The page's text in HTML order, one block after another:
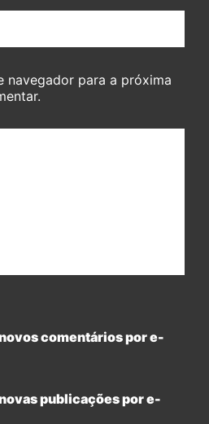
navegador para a próxima
comentários por e-
publicações por e-